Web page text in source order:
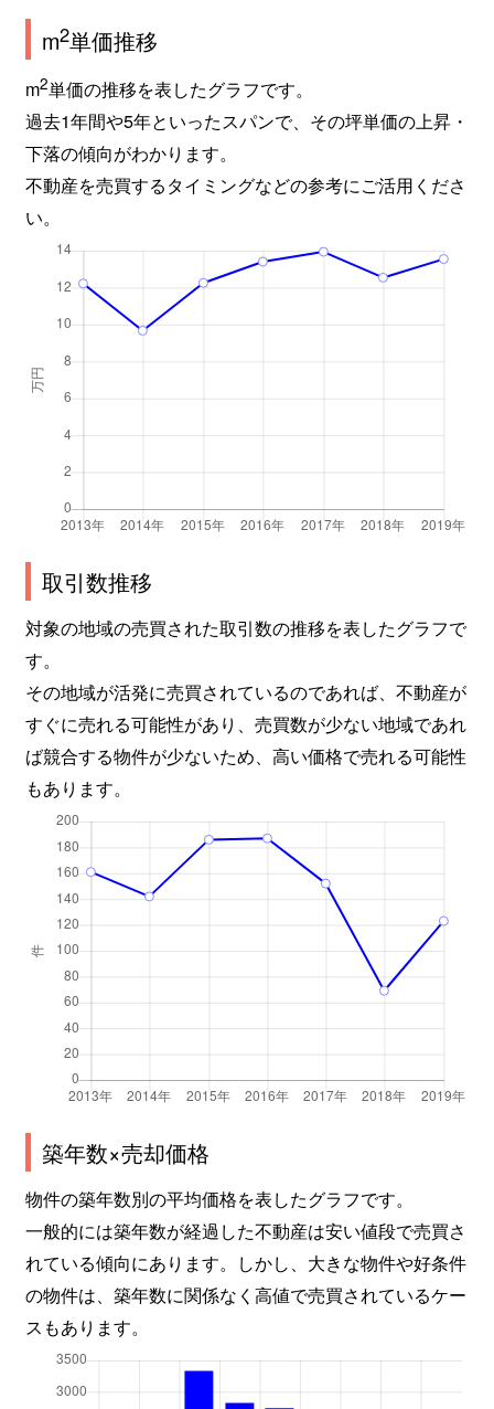
m2単価推移
m2単価の推移を表したグラフです。
過去1年間や5年といったスパンで、その坪単価の上昇・
下落の傾向がわかります。
不動産を売買するタイミングなどの参考にご活用くださ
い。
取引数推移
対象の地域の売買された取引数の推移を表したグラフで
す。
その地域が活発に売買されているのであれば、不動産が
すぐに売れる可能性があり、売買数が少ない地域であれ
ば競合する物件が少ないため、高い価格で売れる可能性
もあります。
築年数×売却価格
物件の築年数別の平均価格を表したグラフです。
一般的には築年数が経過した不動産は安い値段で売買さ
れている傾向にあります。しかし、大きな物件や好条件
の物件は、築年数に関係なく高値で売買されているケー
スもあります。